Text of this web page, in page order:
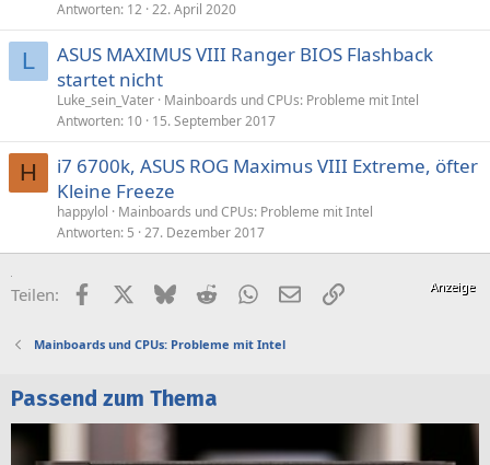
Antworten 12 22. April 2020
L
ASUS MAXIMUS VIII Ranger BIOS Flashback
startet nicht
Luke_sein_Vater Mainboards und CPUs: Probleme mit Intel
Antworten 10 15. September 2017
H
i7 6700k, ASUS ROG Maximus VIII Extreme, öfter
Kleine Freeze
happylol
Mainboards und CPUs: Probleme mit Intel
Antworten 5 27. Dezember 2017
Teilen: FacebookX (Twitter)
BlueskyRedditWhatsApp
E-MailLink
Mainboards und CPUs: Probleme mit Intel
Passend zum Thema